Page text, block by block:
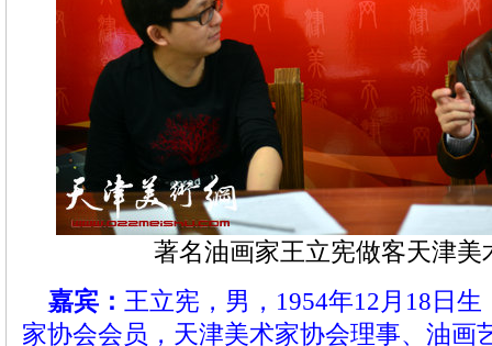
著名油画家王立宪做客天津美
嘉宾： 王立宪，男，1954年12月18日
家协会会员，天津美术家协会理事、油画